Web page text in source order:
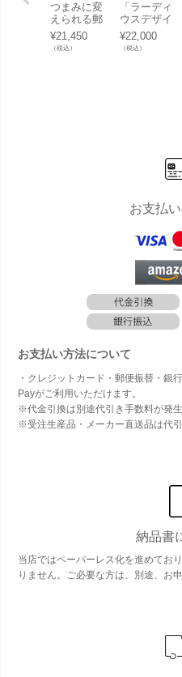
つまみに変
えられる郵
便ポスト
「ラーディ
ウスデザイ
¥21,450
（税込）
「ラーディ
ウスデザイ
ン （RADIU
S） レター
マン専用ス
¥22,000
（税込）
お支払
お支払い方法について
・クレジットカード・郵便振替・銀
Payがご利用いただけます。
※代金引換は別途代引き手数料が発生
※受注生産品・メーカー直送品は代
納品書
当店ではペーパーレス化を進めてお
りません。ご必要な方は、別途、お